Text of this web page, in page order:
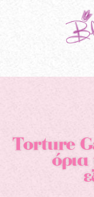
Torture